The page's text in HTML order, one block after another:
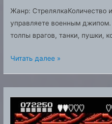
Жанр: СтрелялкаКоличество
управляете военным джипом.
толпы врагов, танки, пушки,
Jackal
Читать далее »